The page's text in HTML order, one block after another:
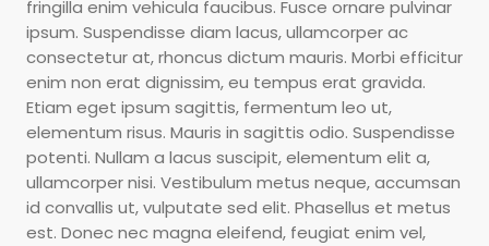
fringilla enim vehicula faucibus. Fusce ornare pulvinar
ipsum. Suspendisse diam lacus, ullamcorper ac
consectetur at, rhoncus dictum mauris. Morbi efficitur
enim non erat dignissim, eu tempus erat gravida.
Etiam eget ipsum sagittis, fermentum leo ut,
elementum risus. Mauris in sagittis odio. Suspendisse
potenti. Nullam a lacus suscipit, elementum elit a,
ullamcorper nisi. Vestibulum metus neque, accumsan
id convallis ut, vulputate sed elit. Phasellus et metus
est. Donec nec magna eleifend, feugiat enim vel,